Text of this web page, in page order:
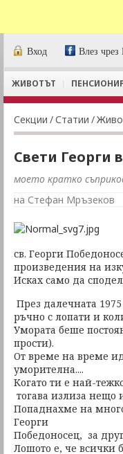
Вход Влез чрез
ЖИВОТЪТ
Секции /Статии /
Свети Георги
моето кратко
на Стефан Мръзеков
св. Георги
произведения на
Исках само да
През далечната
ръчно с лопати и
Умората беше
прости).
От време на време
уморителна....
Когато ти е най-
тогава излиза нещо
Попаднахме на
Георги
Победоносец, за
Лошото е, че всички